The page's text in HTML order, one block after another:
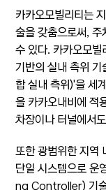
카카오모빌리티는
술을 갖춤으로써,
수 있다. 카카오모
기반의 실내 측위
합 실내 측위)'을 세
을 카카오내비에 적
차장이나 터널에서
또한 광범위한 지역
단일 시스템으로
ng Controller) 기술